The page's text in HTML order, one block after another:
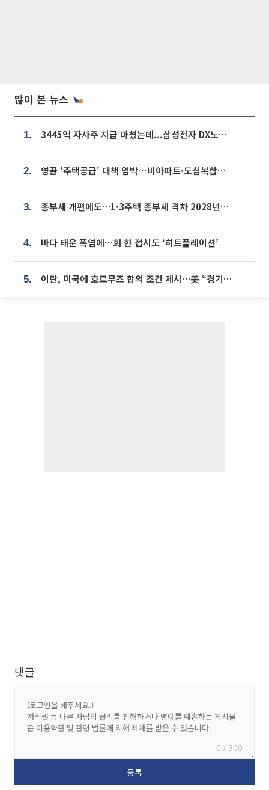
많이 본 뉴스
1. 3445억 자사주 지급 마쳤는데...삼성전자 DX노조, 뒤늦은 '떼쓰기 집회'
2. 영끌 '주택공급' 대책 임박⋯비아파트·도심복합까지 총동원
3. 종부세 개편에도…1·3주택 종부세 격차 2028년부터 확대
4. 바다 태운 폭염에…회 한 접시도 ‘히트플레이션’
5. 이란, 미국에 호르무즈 합의 조건 제시…美 “경기 아직 안 끝나” [종합]
댓글
0 / 300